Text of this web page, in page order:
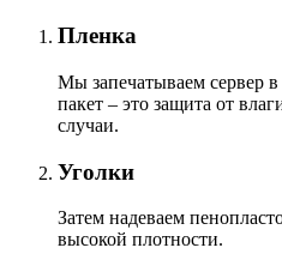
Пленка
Мы запечатываем сервер
пакет – это защита от
случаи.
Уголки
Затем надеваем
высокой плотности.